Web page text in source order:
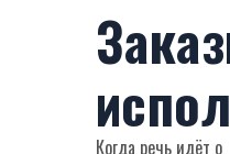
Когда речь идёт о